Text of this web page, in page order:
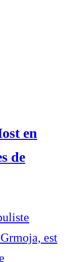
en
de
est